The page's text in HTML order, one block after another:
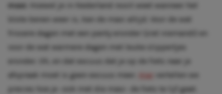
maxi
. Hoewel je in Nederland nooit weet wanneer het
blote benen weer is, kan de maxi altijd. Voor de wat
frissere dagen met een panty eronder (ziet niemand!) en
voor de wat warmere dagen met leuke slippertjes
eronder. Oh, en dat excuus dat je op de fiets naar je
afspraak moet is geen excuus meer.
Hier
vertellen we
precies hoe je -ook met die maxi- de fiets te lijf gaat.